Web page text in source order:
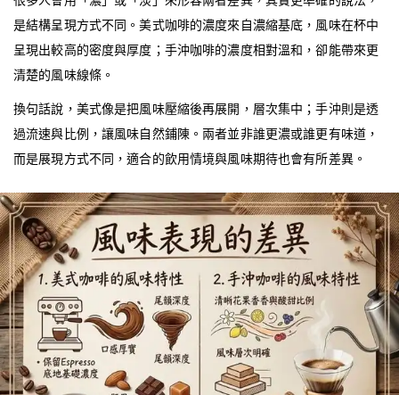
是結構呈現方式不同。美式咖啡的濃度來自濃縮基底，風味在杯中
呈現出較高的密度與厚度；手沖咖啡的濃度相對溫和，卻能帶來更
清楚的風味線條。
換句話說，美式像是把風味壓縮後再展開，層次集中；手沖則是透
過流速與比例，讓風味自然鋪陳。兩者並非誰更濃或誰更有味道，
而是展現方式不同，適合的飲用情境與風味期待也會有所差異。